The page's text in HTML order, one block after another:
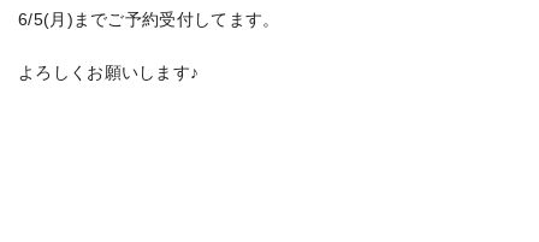
6/5(月)までご予約受付してます。
よろしくお願いします♪